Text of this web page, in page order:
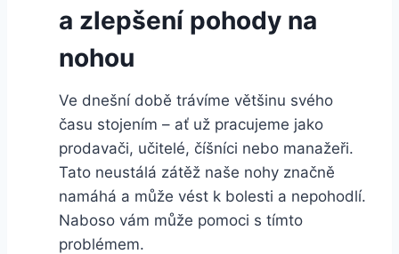
a zlepšení pohody ⁤na
nohou
Ve dnešní době trávíme většinu svého⁤
času stojením – ⁤ať ‍už⁣ pracujeme jako⁣
prodavači, ​učitelé,⁤ číšníci⁤ nebo manažeři.
‌Tato neustálá zátěž naše ‍nohy značně
namáhá⁢ a může vést k bolesti a nepohodlí.
Naboso vám⁤ může⁢ pomoci s⁣ tímto‌
problémem. ‍